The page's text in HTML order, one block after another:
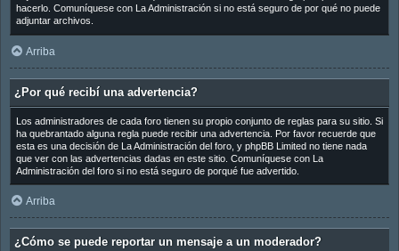
hacerlo. Comuníquese con La Administración si no está seguro de por qué no puede
adjuntar archivos.
Arriba
¿Por qué recibí una advertencia?
Los administradores de cada foro tienen su propio conjunto de reglas para su sitio. Si
ha quebrantado alguna regla puede recibir una advertencia. Por favor recuerde que
esta es una decisión de La Administración del foro, y phpBB Limited no tiene nada
que ver con las advertencias dadas en este sitio. Comuníquese con La
Administración del foro si no está seguro de porqué fue advertido.
Arriba
¿Cómo se puede reportar un mensaje a un moderador?